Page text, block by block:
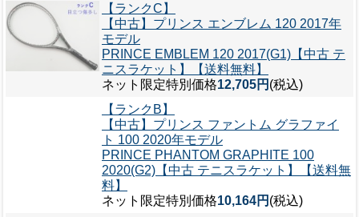
【ランクC】
【中古】プリンス エンブレム 120 2017年
モデル
PRINCE EMBLEM 120 2017(G1)【中古 テ
ニスラケット】【送料無料】
ネット限定特別価格12,705円 (税込)
【ランクB】
【中古】プリンス ファントム グラファイ
ト 100 2020年モデル
PRINCE PHANTOM GRAPHITE 100
2020(G2)【中古 テニスラケット】【送料無
料】
ネット限定特別価格10,164円 (税込)